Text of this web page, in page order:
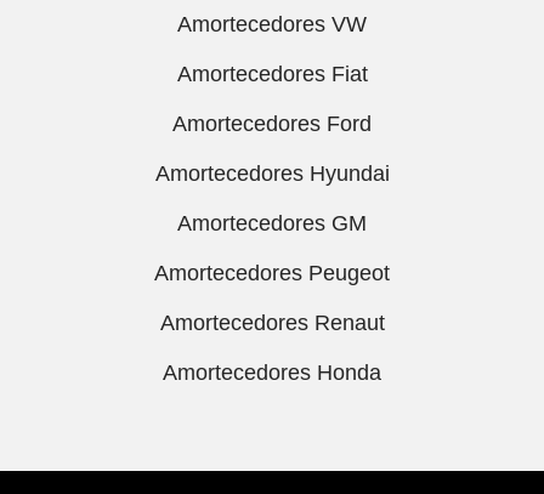
Amortecedores VW
Amortecedores Fiat
Amortecedores Ford
Amortecedores Hyundai
Amortecedores GM
Amortecedores Peugeot
Amortecedores Renaut
Amortecedores Honda